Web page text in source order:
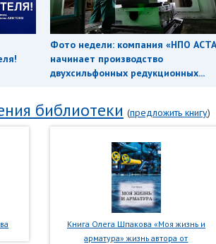
Фото недели: компания «НПО
начинает производство
двухсильфонных редукционных...
библиотеки (предложить книгу)
Книга Олега Шпакова «Моя жизнь и
арматура» жизнь автора от